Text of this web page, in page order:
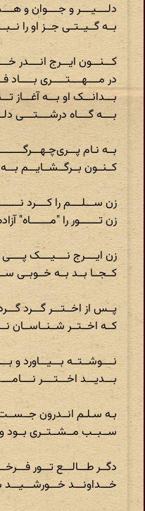
دلــــیــــر و جــــوان و
بــه گــیــتــی جــز او را
کـــنـــون ایـــرج انــــدر
در مــــهــــتـــــری بـــــاد
بـــدانـــک او بـــه آغـــاز
بــــه گــــاه درشــــتــــی
بــه نـام
کــنــون بــرگــشــایـــم
زن ســـلــــم را کــــرد
زن تـــــــور را "مـــــــاه"
زن ایــــرج نــــیــــک
کــجــا بــد بــه خــوبــی
پــس از اخــتـــر گـــرد
کــه اخــتــر شــنــاســان
نــــوشــتــه بـــیـــاورد و
بـــدیـــد اخـــتــــر
بـه سـلـم انــدرون جــســت
ســبــب مــشــتــری بــود و
دگــر طـــالـــع تـــور
خـــداونـــد خـــورشـــیـــد